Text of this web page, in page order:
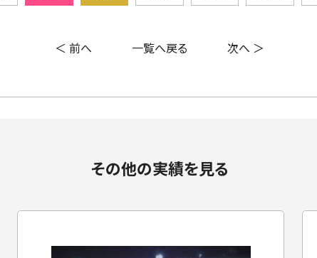
＜ 前へ 一覧へ戻る 次へ ＞
その他の実績を見る